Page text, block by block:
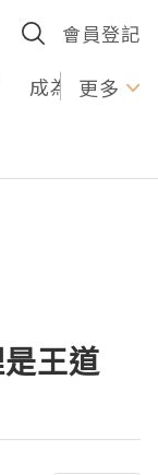
會員登記
成為U更多
王道